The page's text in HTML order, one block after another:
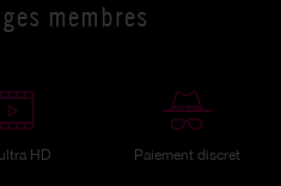
membres
HD Paiement discret